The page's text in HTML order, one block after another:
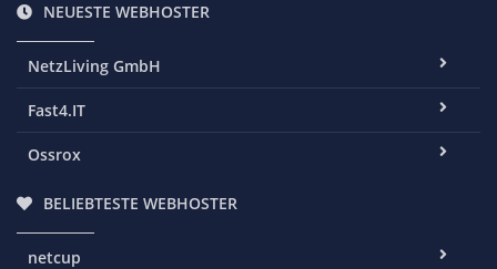
NEUESTE WEBHOSTER
NetzLiving GmbH
Fast4.IT
Ossrox
BELIEBTESTE WEBHOSTER
netcup